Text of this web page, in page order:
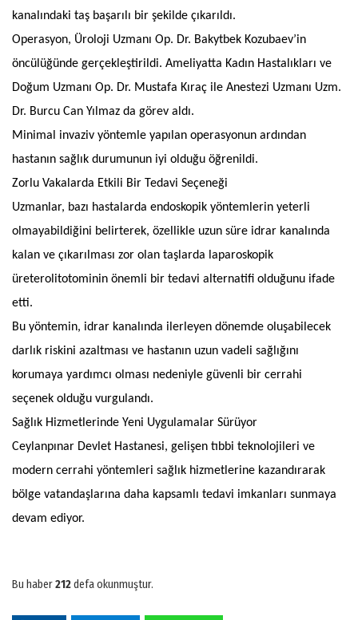
kanalındaki taş başarılı bir şekilde çıkarıldı.
Operasyon, Üroloji Uzmanı Op. Dr. Bakytbek Kozubaev’in
öncülüğünde gerçekleştirildi. Ameliyatta Kadın Hastalıkları ve
Doğum Uzmanı Op. Dr. Mustafa Kıraç ile Anestezi Uzmanı Uzm.
Dr. Burcu Can Yılmaz da görev aldı.
Minimal invaziv yöntemle yapılan operasyonun ardından
hastanın sağlık durumunun iyi olduğu öğrenildi.
Zorlu Vakalarda Etkili Bir Tedavi Seçeneği
Uzmanlar, bazı hastalarda endoskopik yöntemlerin yeterli
olmayabildiğini belirterek, özellikle uzun süre idrar kanalında
kalan ve çıkarılması zor olan taşlarda laparoskopik
üreterolitotominin önemli bir tedavi alternatifi olduğunu ifade
etti.
Bu yöntemin, idrar kanalında ilerleyen dönemde oluşabilecek
darlık riskini azaltması ve hastanın uzun vadeli sağlığını
korumaya yardımcı olması nedeniyle güvenli bir cerrahi
seçenek olduğu vurgulandı.
Sağlık Hizmetlerinde Yeni Uygulamalar Sürüyor
Ceylanpınar Devlet Hastanesi, gelişen tıbbi teknolojileri ve
modern cerrahi yöntemleri sağlık hizmetlerine kazandırarak
bölge vatandaşlarına daha kapsamlı tedavi imkanları sunmaya
devam ediyor.
Bu haber212defa okunmuştur.